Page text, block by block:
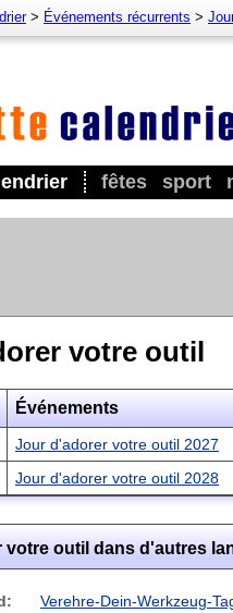
fêtes sport
> Événements récurrents >
votre outil
Événements
Jour d'adorer votre outil 2027
Jour d'adorer votre outil 2028
votre outil dans d'autres
Verehre-Dein-Werkzeug-